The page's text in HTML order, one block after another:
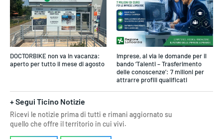
DOCTORBIKE non va in vacanza:
aperto per tutto il mese di agosto
Imprese, al via le domande per il
bando ‘Talenti – Trasferimento
delle conoscenze’: 7 milioni per
attrarre profili qualificati
+ Segui Ticino Notizie
Ricevi le notizie prima di tutti e rimani aggiornato su
quello che offre il territorio in cui vivi.